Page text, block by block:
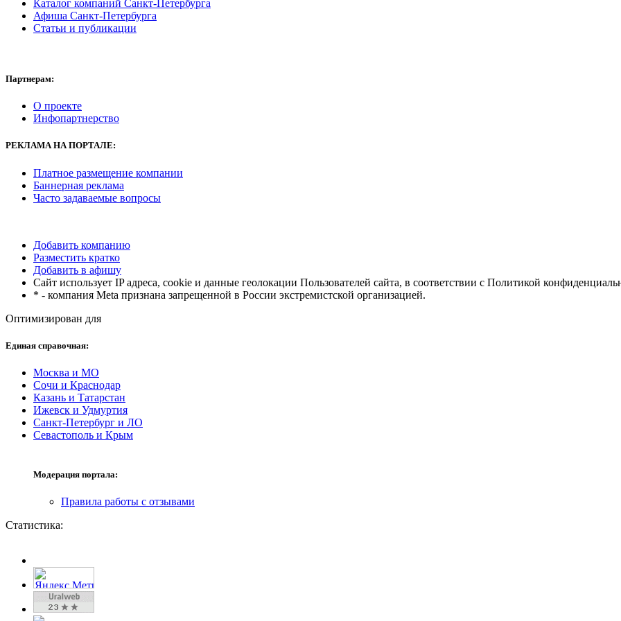
Каталог компаний Санкт-Петербурга
Афиша Санкт-Петербурга
Статьи и публикации
Партнерам:
О проекте
Инфопартнерство
РЕКЛАМАНА ПОРТАЛЕ:
Платное размещение компании
Баннерная реклама
Часто задаваемые вопросы
Добавить компанию
Разместить кратко
Добавить в афишу
Сайт использует IP адреса, cookie и данные геолокации Пользователей сайта, в соответствии с Политикой
* - компания Meta признана запрещенной в России экстремистской организацией.
Оптимизирован для
Единая справочная:
Москва и МО
Сочи и Краснодар
Казань и Татарстан
Ижевск и Удмуртия
Санкт-Петербург и ЛО
Севастополь и Крым
Модерация портала:
Правила работы с отзывами
Статистика: